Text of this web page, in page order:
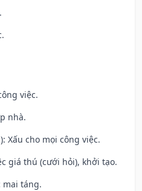
việc.
nhà.
Xấu cho mọi công việc.
giá thú (cưới hỏi), khởi tạo.
mai táng.